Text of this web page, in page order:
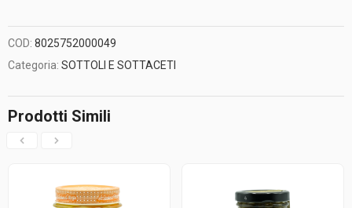
COD: 8025752000049
Categoria: SOTTOLI E SOTTACETI
Prodotti Simili